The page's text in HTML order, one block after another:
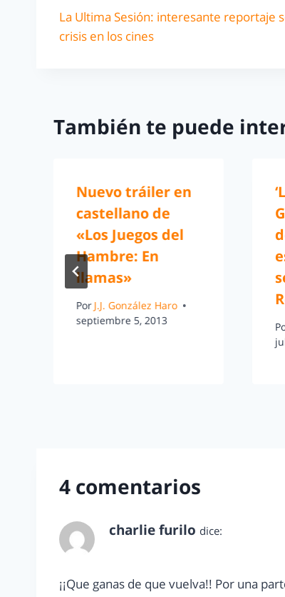
La Ultima Sesión: interesante reportaje
crisis en los cines
También te puede
Nuevo tráiler en
castellano de
«Los Juegos del
Hambre: En
llamas»
PorJ.J. González Haro
septiembre 5, 2013
4 comentarios
charlie furilo dice:
¡¡Que ganas de que vuelva!! Por una